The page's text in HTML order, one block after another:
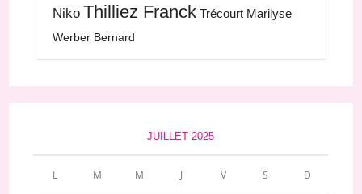
Niko Thilliez Franck Trécourt Marilyse
Werber Bernard
JUILLET 2025
L M M J V S D